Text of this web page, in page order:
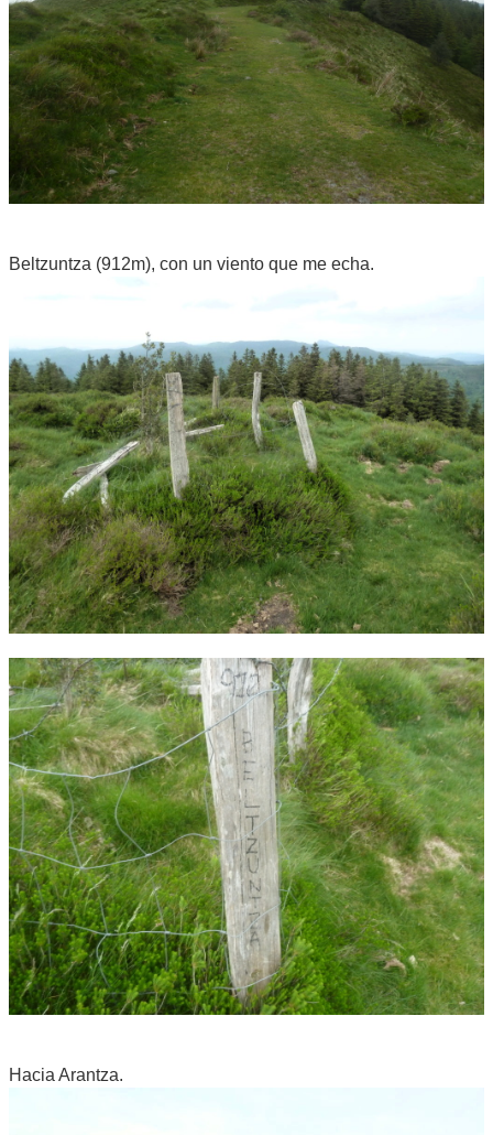
Beltzuntza (912m), con un viento que me echa.
Hacia Arantza.